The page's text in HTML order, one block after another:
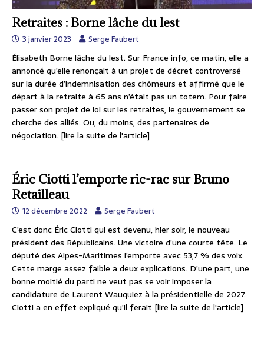
Retraites : Borne lâche du lest
3 janvier 2023 Serge Faubert
Élisabeth Borne lâche du lest. Sur France info, ce matin, elle a
annoncé qu’elle renonçait à un projet de décret controversé
sur la durée d’indemnisation des chômeurs et affirmé que le
départ à la retraite à 65 ans n’était pas un totem. Pour faire
passer son projet de loi sur les retraites, le gouvernement se
cherche des alliés. Ou, du moins, des partenaires de
négociation. [lire la suite de l'article]
Éric Ciotti l’emporte ric-rac sur Bruno
Retailleau
12 décembre 2022 Serge Faubert
C’est donc Éric Ciotti qui est devenu, hier soir, le nouveau
président des Républicains. Une victoire d’une courte tête. Le
député des Alpes-Maritimes l’emporte avec 53,7 % des voix.
Cette marge assez faible a deux explications. D’une part, une
bonne moitié du parti ne veut pas se voir imposer la
candidature de Laurent Wauquiez à la présidentielle de 2027.
Ciotti a en effet expliqué qu’il ferait [lire la suite de l'article]